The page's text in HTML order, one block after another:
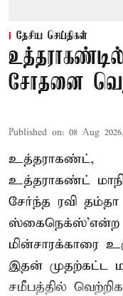
தேசிய செய்திகள்
சோதனை
Published on: 08 Aug
உத்தராகண்ட்,
உத்தராகண்ட்
சேர்ந்த ரவி
ஸ்கைநெக்ஸ்’என்ற
மின்சாரக்காரை
இதன் முதற்கட்ட
சமீபத்தில்